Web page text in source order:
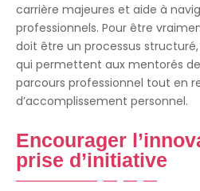
carrière majeures et aide à
professionnels. Pour être
doit être un processus
qui permettent aux mentorés
parcours professionnel tout en
d’accomplissement personnel.
Encourager
prise d’initiative